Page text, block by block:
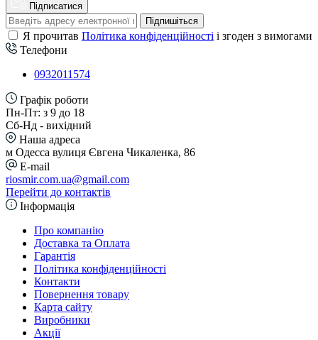
Підписатися
Підпишіться
Я прочитав Політика конфіденційності і згоден з вимогами
Телефони
0932011574
Графік роботи
Пн-Пт: з 9 до 18
Сб-Нд - вихідний
Наша адреса
м Одесса вулиця Євгена Чикаленка, 86
E-mail
riosmir.com.ua@gmail.com
Перейти до контактів
Інформація
Про компанію
Доставка та Оплата
Гарантія
Політика конфіденційності
Контакти
Повернення товару
Карта сайту
Виробники
Акції